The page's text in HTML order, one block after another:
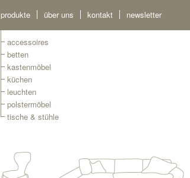
produkte über uns kontakt newsletter
accessoires
betten
kastenmöbel
küchen
leuchten
polstermöbel
tische & stühle